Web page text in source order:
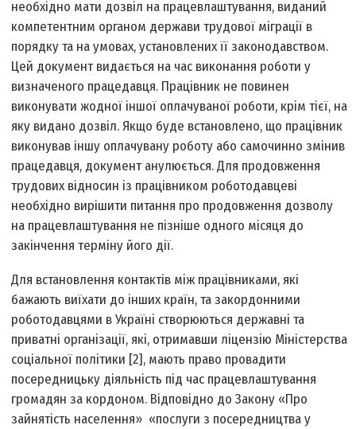
необхідно мати дозвіл на працевлаштування, виданий
компетентним органом держави трудової міграції в
порядку та на умовах, установлених її законодавством.
Цей документ видається на час виконання роботи у
визначеного працедавця. Працівник не повинен
виконувати жодної іншої оплачуваної роботи, крім тієї, на
яку видано дозвіл. Якщо буде встановлено, що працівник
виконував іншу оплачувану роботу або самочинно змінив
працедавця, документ анулюється. Для продовження
трудових відносин із працівником роботодавцеві
необхідно вирішити питання про продовження дозволу
на працевлаштування не пізніше одного місяця до
закінчення терміну його дії.
Для встановлення контактів між працівниками, які
бажають виїхати до інших країн, та закордонними
роботодавцями в Україні створюються державні та
приватні організації, які, отримавши ліцензію Міністерства
соціальної політики [2], мають право провадити
посередницьку діяльність під час працевлаштування
громадян за кордоном. Відповідно до Закону «Про
зайнятість населення» «послуги з посередництва у